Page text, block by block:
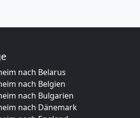
nach Belarus
nach Belgien
nach Bulgarien
nach Dänemark